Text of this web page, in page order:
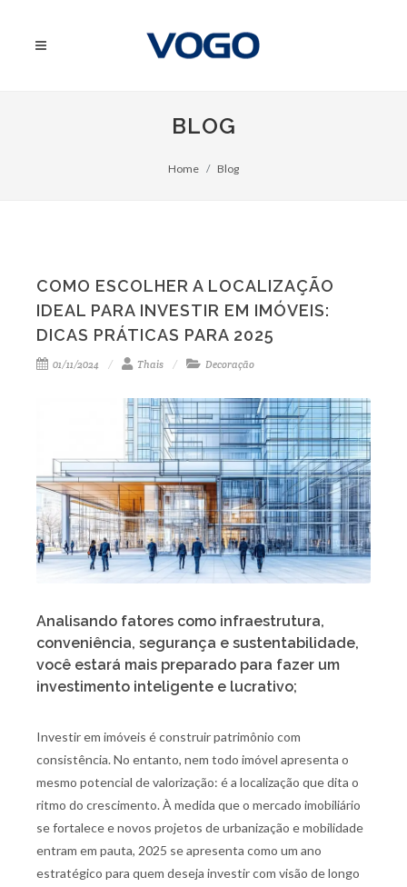
BLOG
Home Blog
COMO ESCOLHER A LOCALIZAÇÃO
IDEAL PARA INVESTIR EM IMÓVEIS:
DICAS PRÁTICAS PARA 2025
01/11/2024 Thais Decoração
Analisando fatores como infraestrutura,
conveniência, segurança e sustentabilidade,
você estará mais preparado para fazer um
investimento inteligente e lucrativo;
Investir em imóveis é construir patrimônio com
consistência. No entanto, nem todo imóvel apresenta o
mesmo potencial de valorização: é a localização que dita o
ritmo do crescimento. À medida que o mercado imobiliário
se fortalece e novos projetos de urbanização e mobilidade
entram em pauta, 2025 se apresenta como um ano
estratégico para quem deseja investir com visão de longo